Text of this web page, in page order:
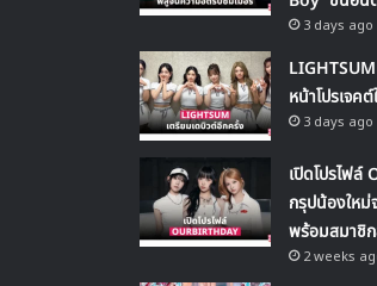
3 days ago
หน้าโปรเจค
3 days ago
เปิดโปรไฟล์
กรุปน้องใหม่
พร้อมสมาชิก
2 weeks